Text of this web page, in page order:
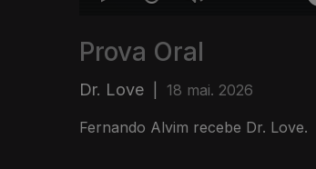
Prova Oral
Dr. Love 18 mai. 2026
Fernando Alvim recebe Dr. Love.